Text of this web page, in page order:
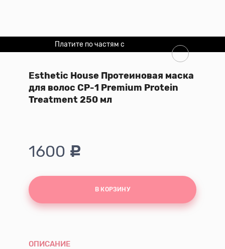
Платите по частям с
Esthetic House Протеиновая маска
для волос CP-1 Premium Protein
Treatment 250 мл
1600
В КОРЗИНУ
ОПИСАНИЕ